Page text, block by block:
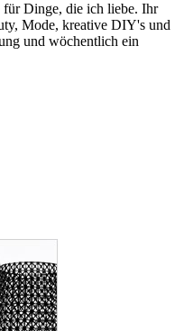
Dinge, die ich liebe. Ihr
Mode, kreative DIY's und
und wöchentlich ein